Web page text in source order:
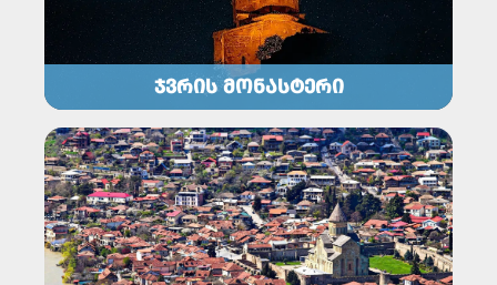
ᲯᲕᲠᲘᲡ ᲛᲝᲜᲐᲡᲢᲔᲠᲘ